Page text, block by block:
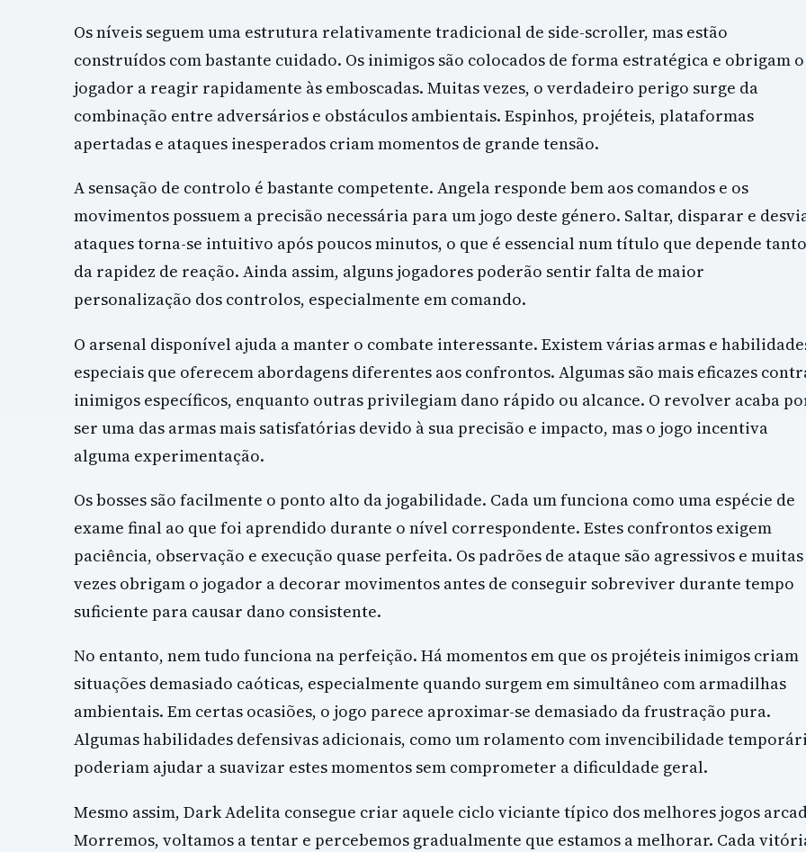
Os níveis seguem uma estrutura relativamente tradicional de side-scroller, mas estão
construídos com bastante cuidado. Os inimigos são colocados de forma estratégica e obrigam o
jogador a reagir rapidamente às emboscadas. Muitas vezes, o verdadeiro perigo surge da
combinação entre adversários e obstáculos ambientais. Espinhos, projéteis, plataformas
apertadas e ataques inesperados criam momentos de grande tensão.
A sensação de controlo é bastante competente. Angela responde bem aos comandos e os
movimentos possuem a precisão necessária para um jogo deste género. Saltar, disparar e
ataques torna-se intuitivo após poucos minutos, o que é essencial num título que depende tanto
da rapidez de reação. Ainda assim, alguns jogadores poderão sentir falta de maior
personalização dos controlos, especialmente em comando.
O arsenal disponível ajuda a manter o combate interessante. Existem várias armas e
especiais que oferecem abordagens diferentes aos confrontos. Algumas são mais eficazes
inimigos específicos, enquanto outras privilegiam dano rápido ou alcance. O revolver acaba
ser uma das armas mais satisfatórias devido à sua precisão e impacto, mas o jogo incentiva
alguma experimentação.
Os bosses são facilmente o ponto alto da jogabilidade. Cada um funciona como uma espécie de
exame final ao que foi aprendido durante o nível correspondente. Estes confrontos exigem
paciência, observação e execução quase perfeita. Os padrões de ataque são agressivos e muitas
vezes obrigam o jogador a decorar movimentos antes de conseguir sobreviver durante tempo
suficiente para causar dano consistente.
No entanto, nem tudo funciona na perfeição. Há momentos em que os projéteis inimigos criam
situações demasiado caóticas, especialmente quando surgem em simultâneo com armadilhas
ambientais. Em certas ocasiões, o jogo parece aproximar-se demasiado da frustração pura.
Algumas habilidades defensivas adicionais, como um rolamento com invencibilidade
poderiam ajudar a suavizar estes momentos sem comprometer a dificuldade geral.
Mesmo assim, Dark Adelita consegue criar aquele ciclo viciante típico dos melhores jogos
Morremos, voltamos a tentar e percebemos gradualmente que estamos a melhorar. Cada